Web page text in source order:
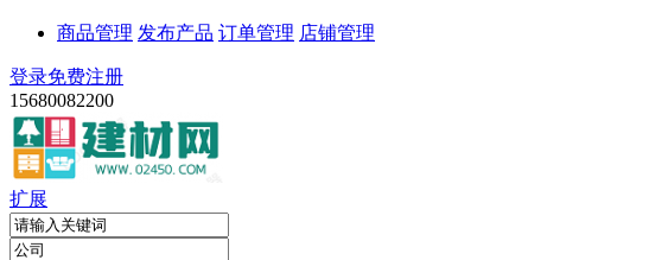
商品管理 发布产品 订单管理 店铺管理
登录免费注册
15680082200
扩展